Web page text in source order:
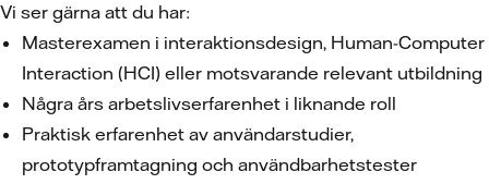
Vi ser gärna att du har:
Masterexamen i interaktionsdesign, Human-Computer
Interaction (HCI) eller motsvarande relevant utbildning
Några års arbetslivserfarenhet i liknande roll
Praktisk erfarenhet av användarstudier,
prototypframtagning och användbarhetstester